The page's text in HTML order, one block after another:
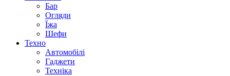
Бар
Огляди
Їжа
Шефи
Техно
Автомобілі
Гаджети
Техніка